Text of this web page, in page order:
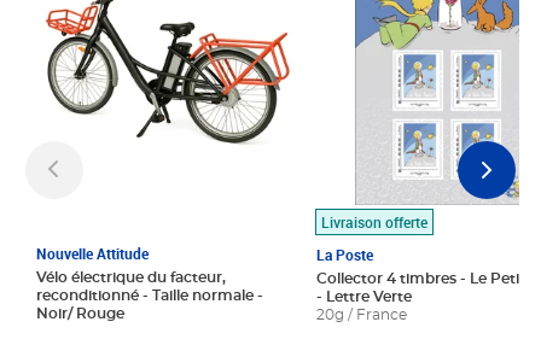
Nouvelle Attitude
Vélo électrique du facteur,
reconditionné - Taille normale -
Noir/ Rouge
Livraison offerte
La Poste
Collector 4 timbres - Le Petit
- Lettre Verte
20g / France